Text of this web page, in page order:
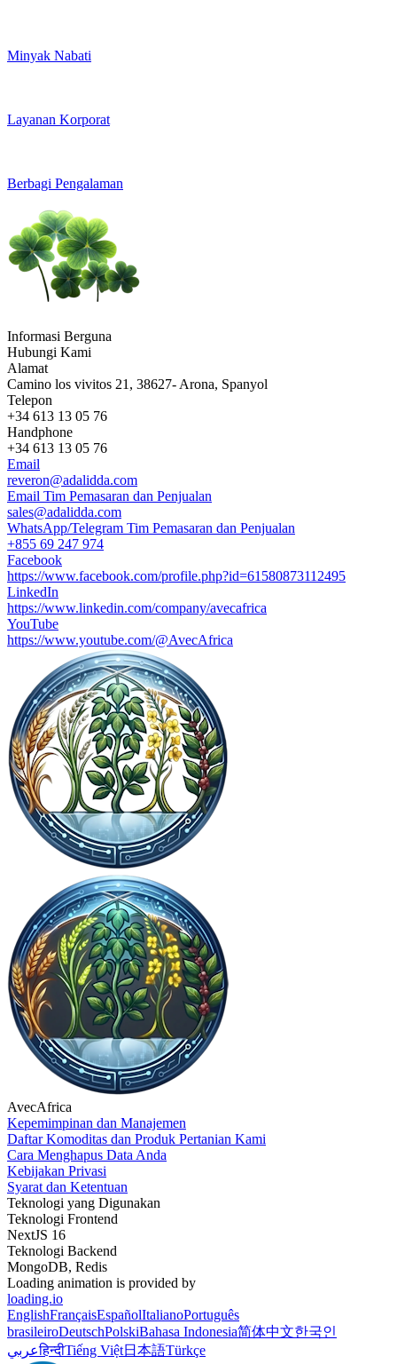
Minyak Nabati
Layanan Korporat
Berbagi Pengalaman
Informasi Berguna
Hubungi Kami
Alamat
Camino los vivitos 21, 38627- Arona, Spanyol
Telepon
+34 613 13 05 76
Handphone
+34 613 13 05 76
Email
reveron@adalidda.com
Email Tim Pemasaran dan Penjualan
sales@adalidda.com
WhatsApp/Telegram Tim Pemasaran dan Penjualan
+855 69 247 974
Facebook
https://www.facebook.com/profile.php?id=61580873112495
LinkedIn
https://www.linkedin.com/company/avecafrica
YouTube
https://www.youtube.com/@AvecAfrica
AvecAfrica
Kepemimpinan dan Manajemen
Daftar Komoditas dan Produk Pertanian Kami
Cara Menghapus Data Anda
Kebijakan Privasi
Syarat dan Ketentuan
Teknologi yang Digunakan
Teknologi Frontend
NextJS 16
Teknologi Backend
MongoDB, Redis
Loading animation is provided by
loading.io
EnglishFrançaisEspañolItalianoPortuguês
brasileiroDeutschPolskiBahasa Indonesia简体中文한국인
عربيहिन्दीTiếng Việt日本語Türkçe